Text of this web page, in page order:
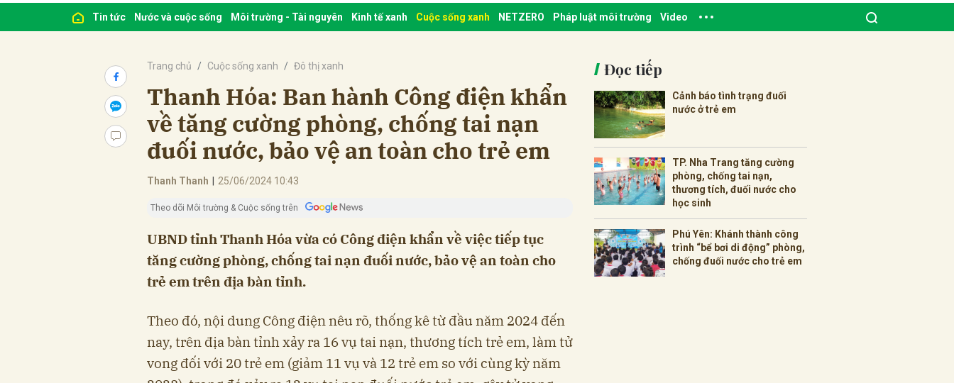
Tin tức Nước và cuộc sống Môi trường - Tài nguyên Kinh tế xanh Cuộc sống xanh NETZERO Pháp luật môi trường Video
Trang chủ Cuộc sống xanh Đô thị xanh
Thanh Hóa: Ban hành Công điện khẩn
về tăng cường phòng, chống tai nạn
đuối nước, bảo vệ an toàn cho trẻ em
Thanh Thanh 25/06/2024 10:43
Theo dõi Môi trường & Cuộc sống trên
UBND tỉnh Thanh Hóa vừa có Công điện khẩn về việc tiếp tục
tăng cường phòng, chống tai nạn đuối nước, bảo vệ an toàn cho
trẻ em trên địa bàn tỉnh.
Theo đó, nội dung Công điện nêu rõ, thống kê từ đầu năm 2024 đến
nay, trên địa bàn tỉnh xảy ra 16 vụ tai nạn, thương tích trẻ em, làm tử
vong đối với 20 trẻ em (giảm 11 vụ và 12 trẻ em so với cùng kỳ năm
Đọc tiếp
Cảnh báo tình trạng đuối
nước ở trẻ em
TP. Nha Trang tăng cường
phòng, chống tai nạn,
thương tích, đuối nước cho
học sinh
Phú Yên: Khánh thành công
trình “bể bơi di động” phòng,
chống đuối nước cho trẻ em